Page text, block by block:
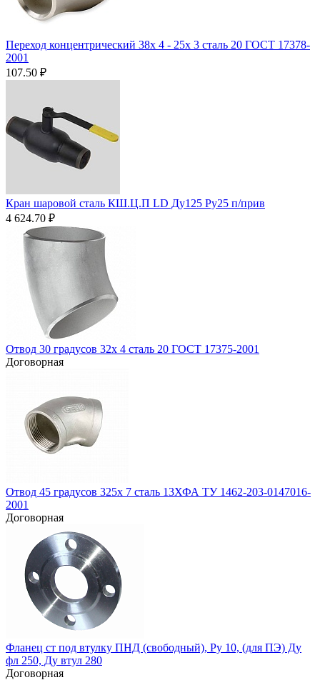
Переход концентрический 38х 4 - 25х 3 сталь 20 ГОСТ 17378-
2001
107.50 ₽
Кран шаровой сталь КШ.Ц.П LD Ду125 Ру25 п/прив
4 624.70 ₽
Отвод 30 градусов 32х 4 сталь 20 ГОСТ 17375-2001
Договорная
Отвод 45 градусов 325х 7 сталь 13ХФА ТУ 1462-203-0147016-
2001
Договорная
Фланец ст под втулку ПНД (свободный), Ру 10, (для ПЭ) Ду
фл 250, Ду втул 280
Договорная